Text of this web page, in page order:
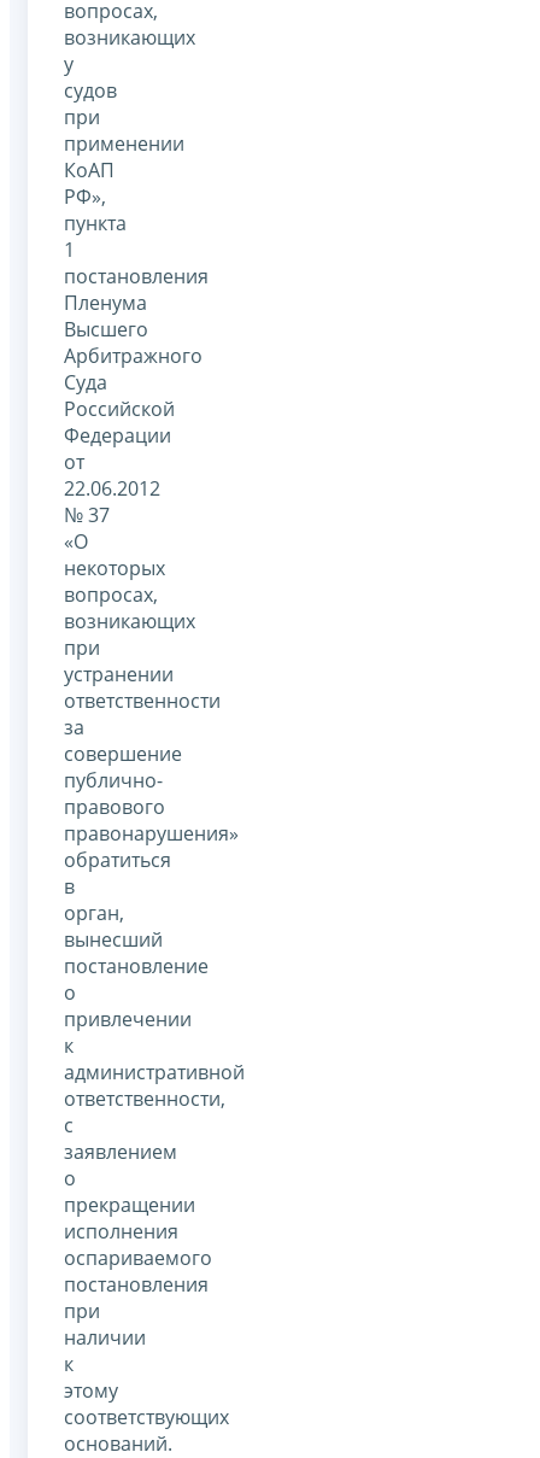
вопросах,
возникающих
у
судов
при
применении
КоАП
РФ»,
пункта
1
постановления
Пленума
Высшего
Арбитражного
Суда
Российской
Федерации
от
22.06.2012
№ 37
«О
некоторых
вопросах,
возникающих
при
устранении
ответственности
за
совершение
публично-
правового
правонарушения»
обратиться
в
орган,
вынесший
постановление
о
привлечении
к
административной
ответственности,
с
заявлением
о
прекращении
исполнения
оспариваемого
постановления
при
наличии
к
этому
соответствующих
оснований.